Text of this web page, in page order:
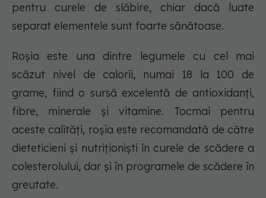
pentru curele de slăbire, chiar dacă luate
separat elementele sunt foarte sănătoase.
Roșia este una dintre legumele cu cel mai
scăzut nivel de calorii, numai 18 la 100 de
grame, fiind o sursă excelentă de antioxidanți,
fibre, minerale și vitamine. Tocmai pentru
aceste calități, roșia este recomandată de către
dieteticieni și nutriționiști în curele de scădere a
colesterolului, dar și în programele de scădere în
greutate.